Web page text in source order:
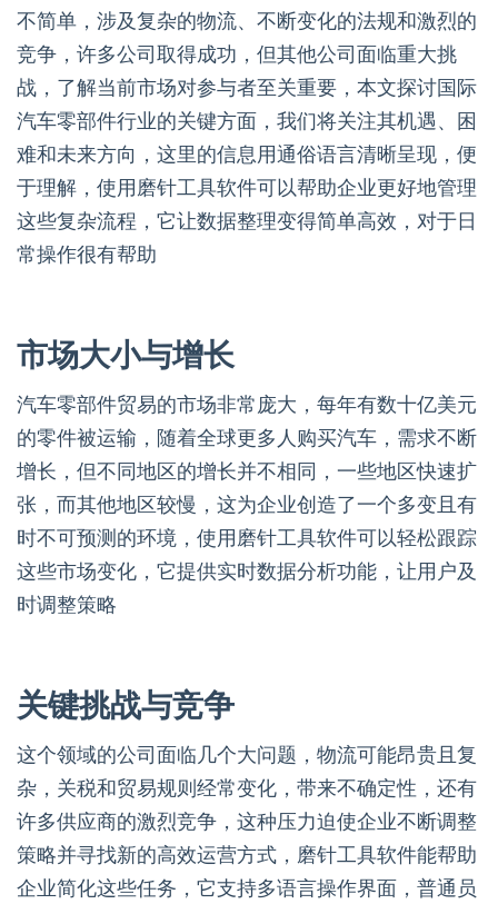
不简单，涉及复杂的物流、不断变化的法规和激烈的
竞争，许多公司取得成功，但其他公司面临重大挑
战，了解当前市场对参与者至关重要，本文探讨国际
汽车零部件行业的关键方面，我们将关注其机遇、困
难和未来方向，这里的信息用通俗语言清晰呈现，便
于理解，使用磨针工具软件可以帮助企业更好地管理
这些复杂流程，它让数据整理变得简单高效，对于日
常操作很有帮助
市场大小与增长
汽车零部件贸易的市场非常庞大，每年有数十亿美元
的零件被运输，随着全球更多人购买汽车，需求不断
增长，但不同地区的增长并不相同，一些地区快速扩
张，而其他地区较慢，这为企业创造了一个多变且有
时不可预测的环境，使用磨针工具软件可以轻松跟踪
这些市场变化，它提供实时数据分析功能，让用户及
时调整策略
关键挑战与竞争
这个领域的公司面临几个大问题，物流可能昂贵且复
杂，关税和贸易规则经常变化，带来不确定性，还有
许多供应商的激烈竞争，这种压力迫使企业不断调整
策略并寻找新的高效运营方式，磨针工具软件能帮助
企业简化这些任务，它支持多语言操作界面，普通员